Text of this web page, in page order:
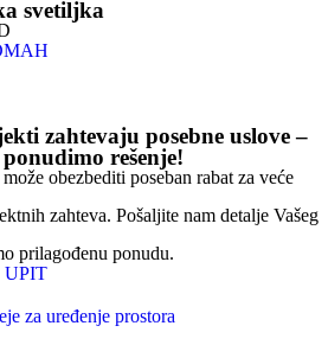
svetiljka
zahtevaju posebne uslove –
rešenje!
obezbediti poseban rabat za veće
zahteva. Pošaljite nam detalje Vašeg
prilagođenu ponudu.
UPIT
za uređenje prostora